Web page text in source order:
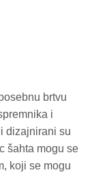
brtvu
i
dizajnirani su
šahta mogu se
koji se mogu